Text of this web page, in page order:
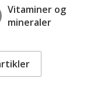
Vitaminer og
mineraler